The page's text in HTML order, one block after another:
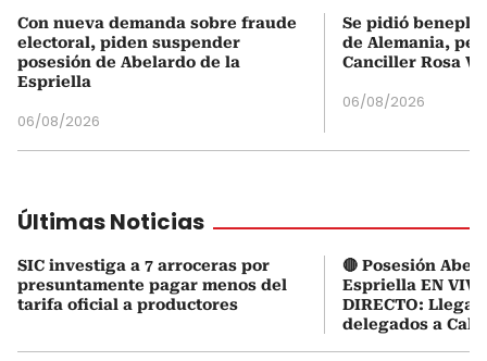
Con nueva demanda sobre fraude
electoral, piden suspender
posesión de Abelardo de la
Espriella
06/08/2026
Se pidió
de Alemania,
Canciller Rosa
06/08/2026
Últimas Noticias
SIC investiga a 7 arroceras por
presuntamente pagar menos del
tarifa oficial a productores
🔴 Posesión
Espriella EN
DIRECTO:
delegados a Cali